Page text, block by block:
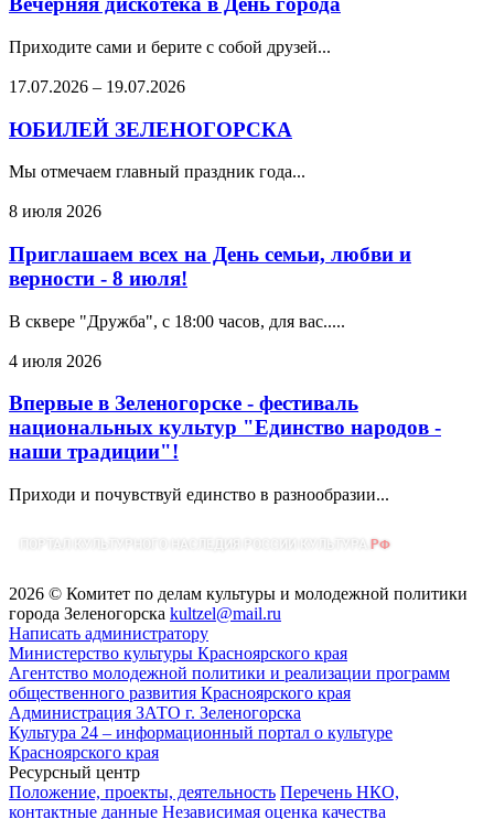
Приходите сами и берите с собой друзей...
17.07.2026 – 19.07.2026
ЮБИЛЕЙ ЗЕЛЕНОГОРСКА
Мы отмечаем главный праздник года...
8 июля 2026
Приглашаем всех на День семьи, любви и
верности - 8 июля!
В сквере "Дружба", с 18:00 часов, для вас.....
4 июля 2026
Впервые в Зеленогорске - фестиваль
национальных культур "Единство народов -
наши традиции"!
Приходи и почувствуй единство в разнообразии...
2026 © Комитет по делам культуры и молодежной политики
города Зеленогорска kultzel@mail.ru
Написать администратору
Министерство культуры Красноярского края
Агентство молодежной политики и реализации программ
общественного развития Красноярского края
Администрация ЗАТО г. Зеленогорска
Культура 24 – информационный портал о культуре
Красноярского края
Ресурсный центр
Положение, проекты, деятельность Перечень НКО,
контактные данные Независимая оценка качества